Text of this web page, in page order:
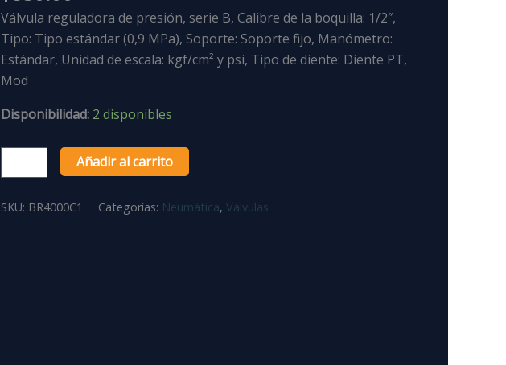
Válvula reguladora de presión, serie B, Calibre de la boquilla: 1/2″,
Tipo: Tipo estándar (0,9 MPa), Soporte: Soporte fijo, Manómetro:
Estándar, Unidad de escala: kgf/cm² y psi, Tipo de diente: Diente PT,
Mod
Disponibilidad: 2 disponibles
Añadir al carrito
SKU: BR4000C1 Categorías: Neumática,Válvulas